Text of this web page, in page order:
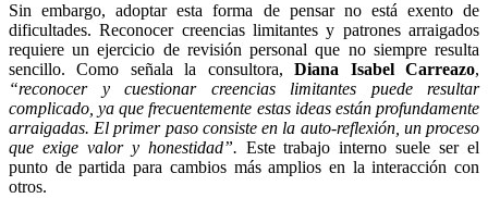
Sin embargo, adoptar esta forma de pensar no está exento de
dificultades. Reconocer creencias limitantes y patrones arraigados
requiere un ejercicio de revisión personal que no siempre resulta
sencillo. Como señala la consultora,Diana Isabel Carreazo,
“reconocer y cuestionar creencias limitantes puede resultar
complicado, ya que frecuentemente estas ideas están profundamente
arraigadas. El primer paso consiste en la auto-reflexión, un proceso
que exige valor y honestidad”. Este trabajo interno suele ser el
punto de partida para cambios más amplios en la interacción con
otros.